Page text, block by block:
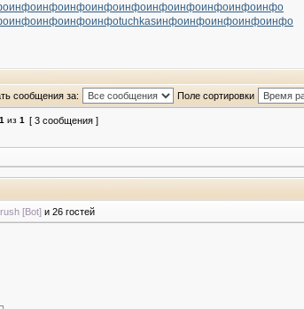
инфоинфоинфоинфоинфоинфоинфоинфоинфоинфо
инфоинфоинфоинфоtuchkasинфоинфоинфоинфоинфо
сообщения за: Поле сортировки
1 из 1 [ 3 сообщения ]
[Bot] и 26 гостей